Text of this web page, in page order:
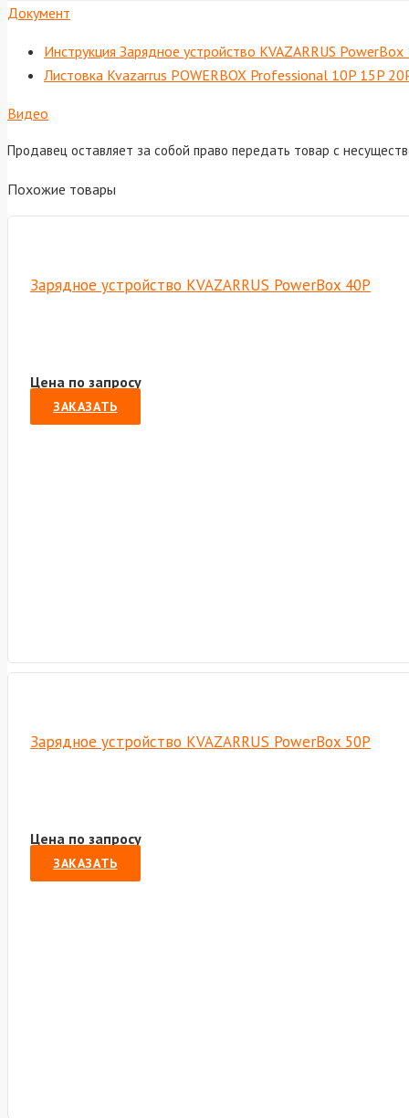
Документ
Инструкция Зарядное устройство KVAZARRUS
Листовка Kvazarrus POWERBOX Professional 10P 15P
Видео
Продавец оставляет за собой право передать товар с
Похожие товары
Зарядное устройство KVAZARRUS PowerBox 40P
Цена по запросу
ЗАКАЗАТЬ
Зарядное устройство KVAZARRUS PowerBox 50P
Цена по запросу
ЗАКАЗАТЬ